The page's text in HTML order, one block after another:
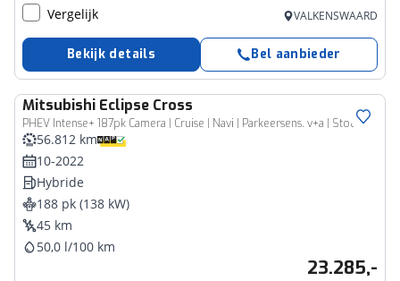
Vergelijk VALKENSWAARD
Bekijk details Bel aanbieder
Mitsubishi Eclipse Cross
PHEV Intense+ 187pk Camera | Cruise | Navi | Parkeersens. v+a | Stoelverw.
56.812 km
10-2022
Hybride
188 pk (138 kW)
45 km
50,0 l/100 km
23.285,-